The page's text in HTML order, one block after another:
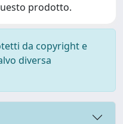
prodotto.
da copyright e
diversa